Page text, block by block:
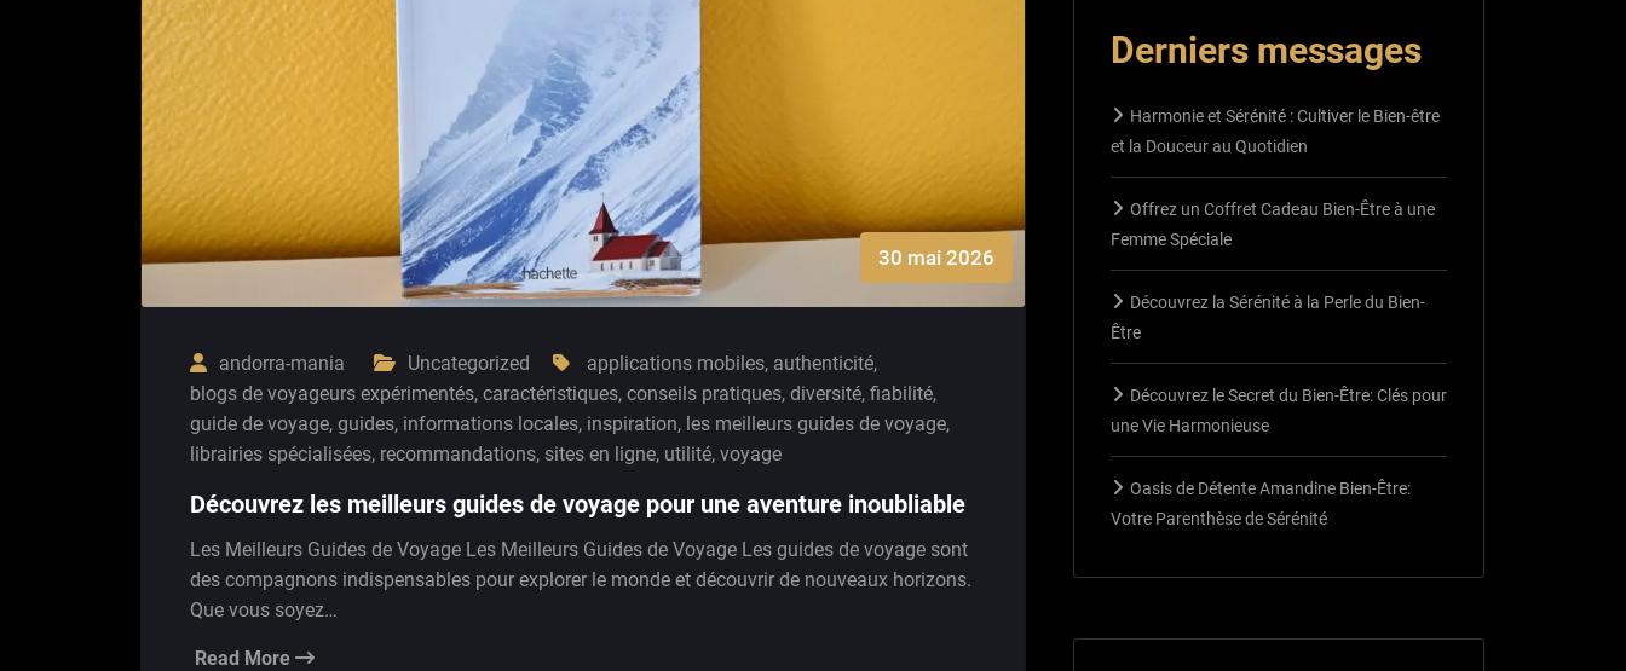
30 mai 2026
andorra-mania Uncategorized applications mobiles, authenticité,
blogs de voyageurs expérimentés, caractéristiques, conseils pratiques, diversité, fiabilité,
guide de voyage, guides, informations locales, inspiration, les meilleurs guides de voyage,
librairies spécialisées, recommandations, sites en ligne, utilité, voyage
Découvrez les meilleurs guides de voyage pour une aventure inoubliable
Les Meilleurs Guides de Voyage Les Meilleurs Guides de Voyage Les guides de voyage sont
des compagnons indispensables pour explorer le monde et découvrir de nouveaux horizons.
Que vous soyez…
Read More
Derniers messages
Harmonie et Sérénité : Cultiver le Bien-être
et la Douceur au Quotidien
Offrez un Coffret Cadeau Bien-Être à une
Femme Spéciale
Découvrez la Sérénité à la Perle du Bien-
Être
Découvrez le Secret du Bien-Être: Clés pour
une Vie Harmonieuse
Oasis de Détente Amandine Bien-Être:
Votre Parenthèse de Sérénité